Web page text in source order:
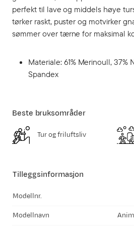
perfekt til lave og middels høye
tørker raskt, puster og motvirker
sømmer over tærne for maksimal
Materiale: 61% Merinoull, 37%
Spandex
Tilleggsinformasjon
Modellnr.
Modellnavn
Beste bruksområder
Tur og friluftsliv